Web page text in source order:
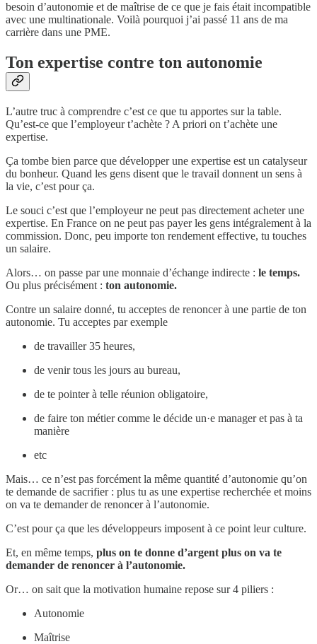
besoin d’autonomie et de maîtrise de ce que je fais était incompatible
avec une multinationale. Voilà pourquoi j’ai passé 11 ans de ma
carrière dans une PME.
Ton expertise contre ton autonomie
L’autre truc à comprendre c’est ce que tu apportes sur la table.
Qu’est-ce que l’employeur t’achète ? A priori on t’achète une
expertise.
Ça tombe bien parce que développer une expertise est un catalyseur
du bonheur. Quand les gens disent que le travail donnent un sens à
la vie, c’est pour ça.
Le souci c’est que l’employeur ne peut pas directement acheter une
expertise. En France on ne peut pas payer les gens intégralement à la
commission. Donc, peu importe ton rendement effective, tu touches
un salaire.
Alors… on passe par une monnaie d’échange indirecte : le temps.
Ou plus précisément : ton autonomie.
Contre un salaire donné, tu acceptes de renoncer à une partie de ton
autonomie. Tu acceptes par exemple
de travailler 35 heures,
de venir tous les jours au bureau,
de te pointer à telle réunion obligatoire,
de faire ton métier comme le décide un·e manager et pas à ta
manière
etc
Mais… ce n’est pas forcément la même quantité d’autonomie qu’on
te demande de sacrifier : plus tu as une expertise recherchée et moins
on va te demander de renoncer à l’autonomie.
C’est pour ça que les développeurs imposent à ce point leur culture.
Et, en même temps, plus on te donne d’argent plus on va te
demander de renoncer à l’autonomie.
Or… on sait que la motivation humaine repose sur 4 piliers :
Autonomie
Maîtrise